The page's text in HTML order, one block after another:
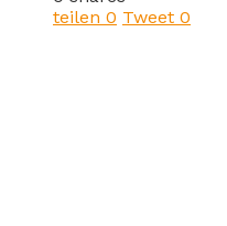
teilen 0 Tweet 0